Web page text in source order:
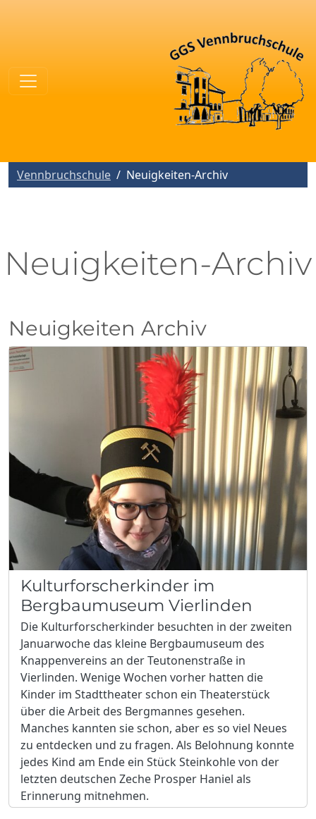
Vennbruchschule Neuigkeiten-Archiv
Neuigkeiten-Archiv
Neuigkeiten Archiv
Kulturforscherkinder im
Bergbaumuseum Vierlinden
Die Kulturforscherkinder besuchten in der zweiten
Januarwoche das kleine Bergbaumuseum des
Knappenvereins an der Teutonenstraße in
Vierlinden. Wenige Wochen vorher hatten die
Kinder im Stadttheater schon ein Theaterstück
über die Arbeit des Bergmannes gesehen.
Manches kannten sie schon, aber es so viel Neues
zu entdecken und zu fragen. Als Belohnung konnte
jedes Kind am Ende ein Stück Steinkohle von der
letzten deutschen Zeche Prosper Haniel als
Erinnerung mitnehmen.